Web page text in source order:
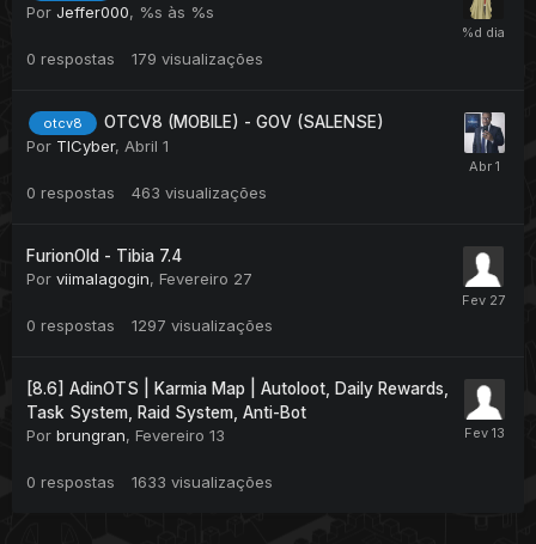
Por Jeffer000, %s às %s
0 respostas 179 visualizações
otcv8
OTCV8 (MOBILE) - GOV (SALENSE)
Por TICyber, Abril 1
0 respostas 463 visualizações
FurionOld - Tibia 7.4
Por viimalagogin, Fevereiro 27
0 respostas 1297 visualizações
[8.6] AdinOTS | Karmia Map | Autoloot, Daily Rewards,
Task System, Raid System, Anti-Bot
Por brungran, Fevereiro 13
0 respostas 1633 visualizações